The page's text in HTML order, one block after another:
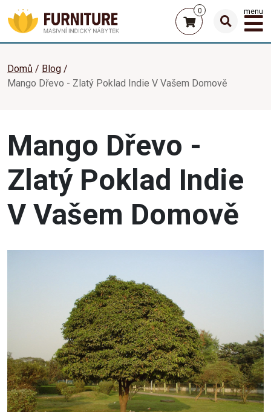
0 menu
Domů
Blog
Mango Dřevo - Zlatý Poklad Indie V Vašem Domově
Mango Dřevo -
Zlatý Poklad Indie
V Vašem Domově